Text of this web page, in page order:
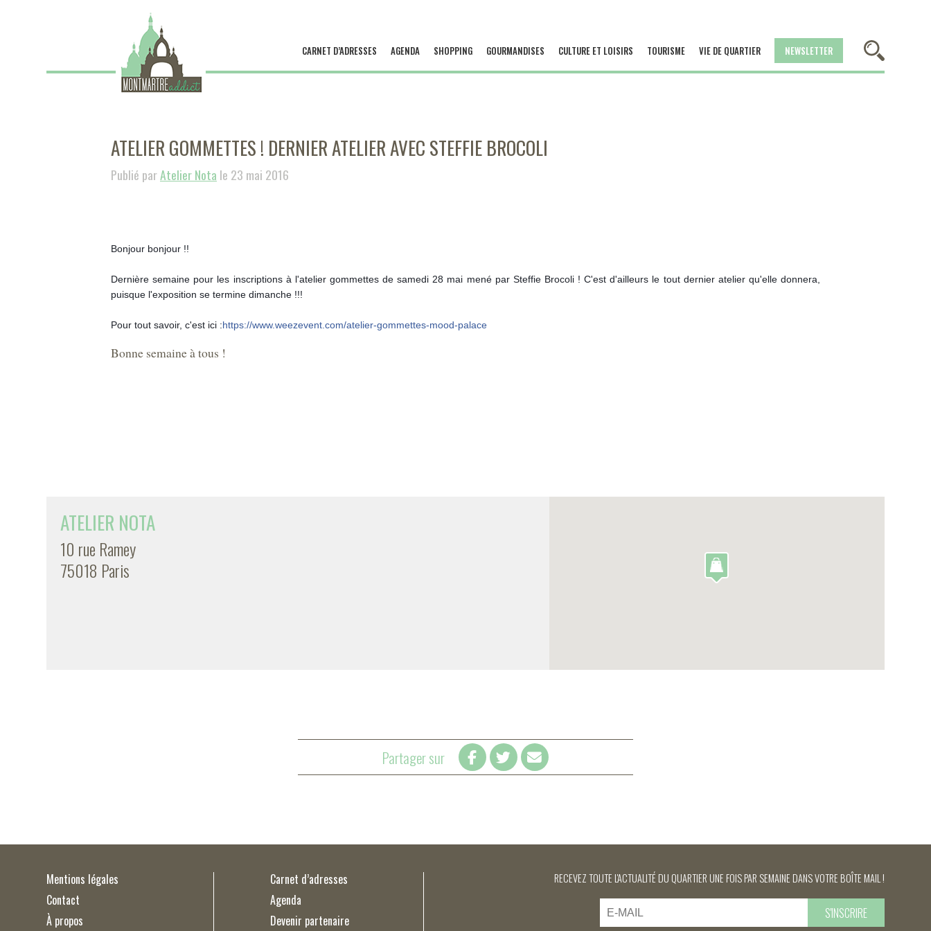
CARNET D’ADRESSES AGENDA SHOPPING GOURMANDISES CULTURE ET LOISIRS TOURISME VIE DE QUARTIER NEWSLETTER
ATELIER GOMMETTES ! DERNIER ATELIER AVEC STEFFIE BROCOLI
Publié parAtelier Nota le 23 mai 2016
Bonjour bonjour !!
Dernière semaine pour les inscriptions à l'atelier gommettes de samedi 28 mai mené par Steffie Brocoli ! C'est d'ailleurs le tout dernier atelier qu'elle donnera,
puisque l'exposition se termine dimanche !!!
Pour tout savoir, c'est ici :https://www.weezevent.com/atelier-gommettes-mood-palace
Bonne semaine à tous !
ATELIER NOTA
10 rue Ramey
75018 Paris
Partager sur
Mentions légales
Contact
À propos
Carnet d’adresses
Agenda
Devenir partenaire
RECEVEZ TOUTE L'ACTUALITÉ DU QUARTIER UNE FOIS PAR SEMAINE DANS VOTRE BOÎTE MAIL !